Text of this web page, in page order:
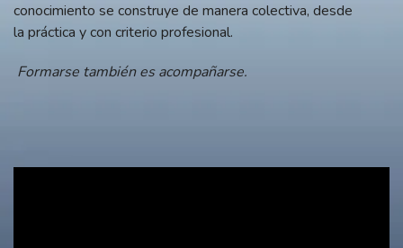
conocimiento se construye de manera colectiva, desde
la práctica y con criterio profesional.
Formarse también es acompañarse.